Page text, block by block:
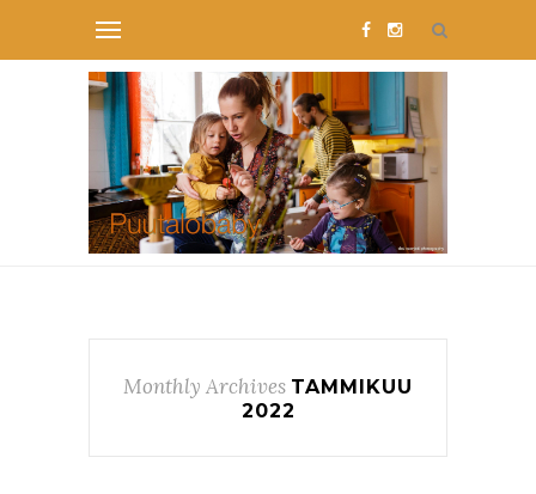
Monthly Archives TAMMIKUU
2022